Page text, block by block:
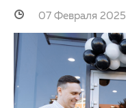
07 Февраля 2025